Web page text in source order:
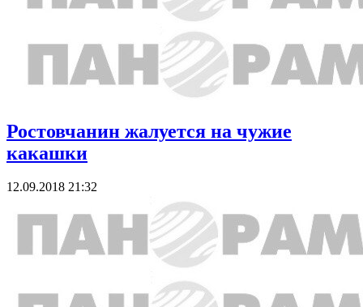
Ростовчанин жалуется на чужие
какашки
12.09.2018 21:32